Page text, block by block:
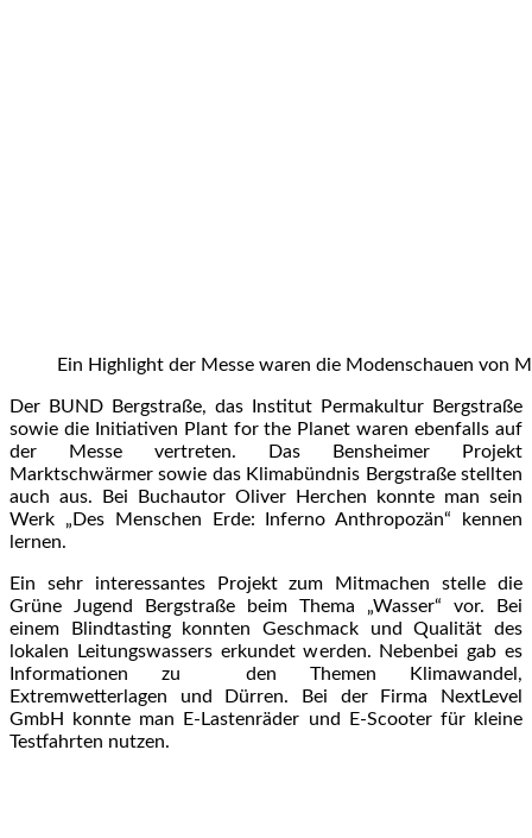
Ein Highlight der Messe waren die Modenschauen von
Der BUND Bergstraße, das Institut Permakultur Bergstraße
sowie die Initiativen Plant for the Planet waren ebenfalls auf
der Messe vertreten. Das Bensheimer Projekt
Marktschwärmer sowie das Klimabündnis Bergstraße stellten
auch aus. Bei Buchautor Oliver Herchen konnte man sein
Werk „Des Menschen Erde: Inferno Anthropozän“ kennen
lernen.
Ein sehr interessantes Projekt zum Mitmachen stelle die
Grüne Jugend Bergstraße beim Thema „Wasser“ vor. Bei
einem Blindtasting konnten Geschmack und Qualität des
lokalen Leitungswassers erkundet werden. Nebenbei gab es
Informationen zu den Themen Klimawandel,
Extremwetterlagen und Dürren. Bei der Firma NextLevel
GmbH konnte man E-Lastenräder und E-Scooter für kleine
Testfahrten nutzen.